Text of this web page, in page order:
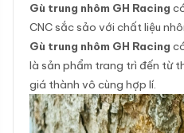
Gù trung nhôm GH Racing
CNC sắc sảo với chất liệu
Gù trung nhôm GH Racing
là sản phẩm trang trì đến từ
giá thành vô cùng hợp lí.